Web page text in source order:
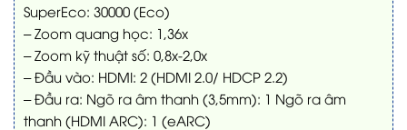
SuperEco: 30000 (Eco)
– Zoom quang học: 1,36x
– Zoom kỹ thuật số: 0,8x-2,0x
– Đầu vào: HDMI: 2 (HDMI 2.0/ HDCP 2.2)
– Đầu ra: Ngõ ra âm thanh (3,5mm): 1 Ngõ ra âm
thanh (HDMI ARC): 1 (eARC)